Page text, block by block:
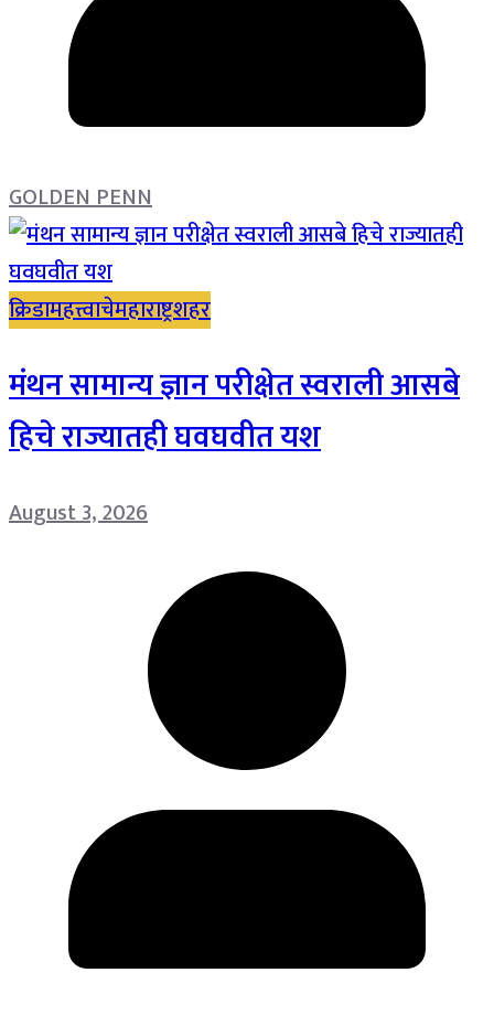
GOLDEN PENN
क्रिडामहत्त्वाचेमहाराष्ट्रशहर
मंथन सामान्य ज्ञान परीक्षेत स्वराली आसबे
हिचे राज्यातही घवघवीत यश
August 3, 2026